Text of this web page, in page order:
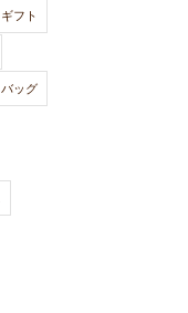
ギフト
バッグ